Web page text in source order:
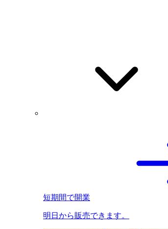
短期間で開業
明日から販売できます。